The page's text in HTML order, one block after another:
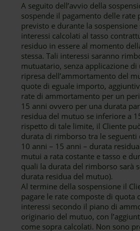
A seguito dell’avvio della
sospende il pagamento delle rate
previsto e durante la sospensione
interessi calcolati al tasso
residuo in essere al momento
stessa. Tali interessi saranno
mutuatario, senza applicazione
ripresa dell’ammortamento del
quote di eguale importo,
rate di ammortamento per un
15 anni ovvero per una durata
residua del mutuo se inferiore a
rispetto di tale limite, il Cliente
durata di rimborso tra le seguenti
10 anni – 15 anni – durata
mutui a rata costante e tasso e
quali la durata del rimborso sarà
durata residua del mutuo).
Al termine della sospensione il
pagare le rate composte di quota
interessi secondo il piano di
originario del mutuo, con
come sopra calcolati. Non sono